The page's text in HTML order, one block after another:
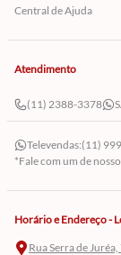
Central de Ajuda
Atendimento
(11) 2388-3378
Televendas:(11)
*Fale com um de
Horário e Endereço -
Rua Serra de